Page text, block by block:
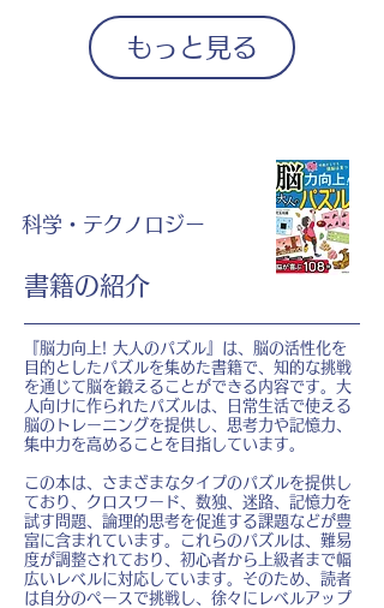
もっと見る
科学・テクノロジー
書籍の紹介
『脳力向上! 大人のパズル』は、脳の活性化を
目的としたパズルを集めた書籍で、知的な挑戦
を通じて脳を鍛えることができる内容です。大
人向けに作られたパズルは、日常生活で使える
脳のトレーニングを提供し、思考力や記憶力、
集中力を高めることを目指しています。
この本は、さまざまなタイプのパズルを提供し
ており、クロスワード、数独、迷路、記憶力を
試す問題、論理的思考を促進する課題などが豊
富に含まれています。これらのパズルは、難易
度が調整されており、初心者から上級者まで幅
広いレベルに対応しています。そのため、読者
は自分のペースで挑戦し、徐々にレベルアップ